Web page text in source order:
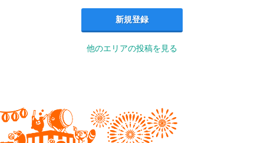
新規登録
他のエリアの投稿を見る